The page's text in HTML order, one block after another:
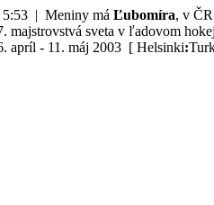
5:53 | Meniny má Ľubomíra, v
majstrovstvá sveta v ľadovom
apríl - 11. máj 2003 [ Helsinki: